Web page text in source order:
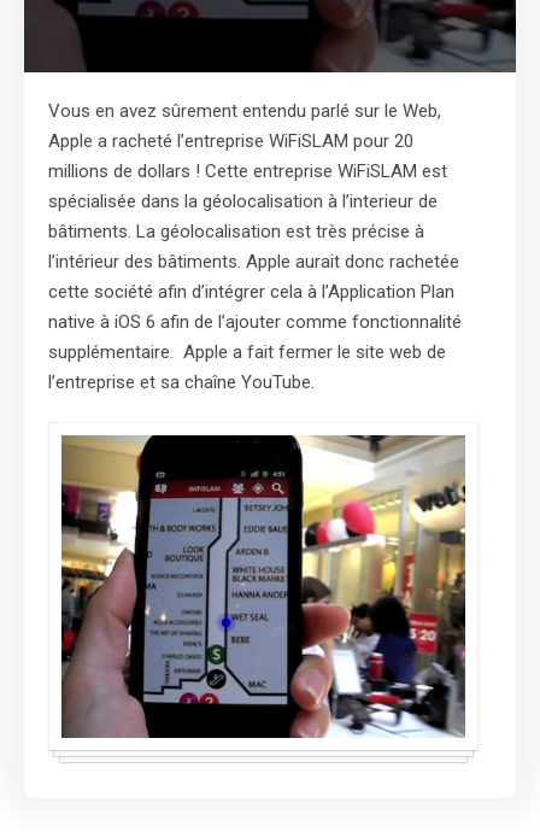
Vous en avez sûrement entendu parlé sur le Web,
Apple a racheté l’entreprise WiFiSLAM pour 20
millions de dollars ! Cette entreprise WiFiSLAM est
spécialisée dans la géolocalisation à l’interieur de
bâtiments. La géolocalisation est très précise à
l’intérieur des bâtiments. Apple aurait donc rachetée
cette société afin d’intégrer cela à l’Application Plan
native à iOS 6 afin de l’ajouter comme fonctionnalité
supplémentaire. Apple a fait fermer le site web de
l’entreprise et sa chaîne YouTube.